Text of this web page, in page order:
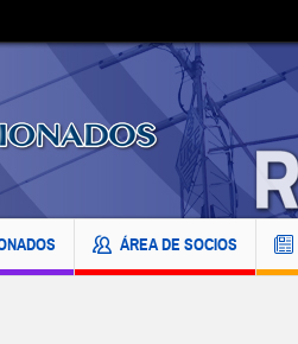
ÁREA DE SOCIOS